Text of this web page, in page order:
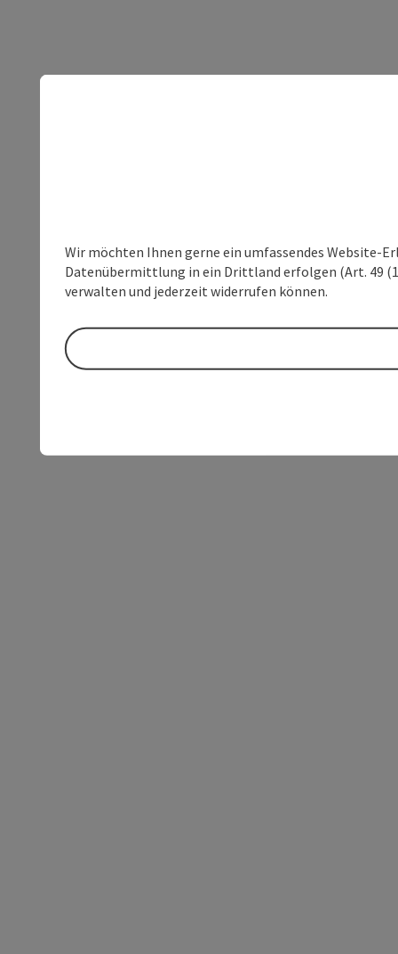
Wir möchten Ihnen gerne ein umfassendes Website-
Datenübermittlung in ein Drittland erfolgen (Art. 49
verwalten und jederzeit widerrufen können.